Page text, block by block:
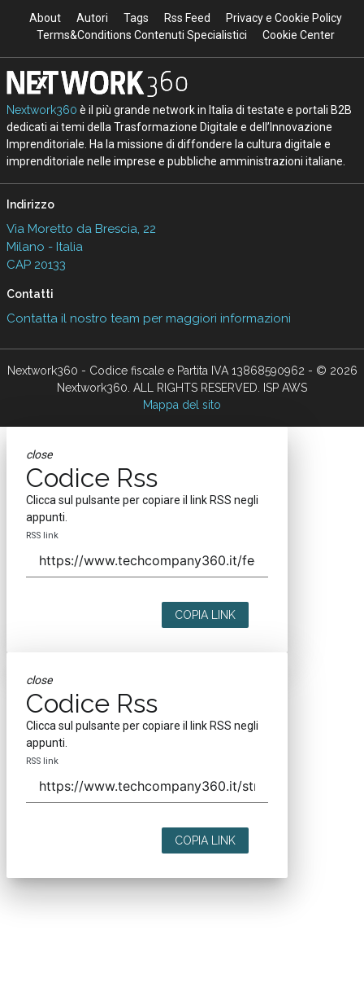
About Autori Tags Rss Feed
Privacy e Cookie Policy
Terms&Conditions Contenuti Specialistici
Cookie Center
Nextwork360 è il più grande network in Italia di testate e portali B2B
dedicati ai temi della Trasformazione Digitale e dell’Innovazione
Imprenditoriale. Ha la missione di diffondere la cultura digitale e
imprenditoriale nelle imprese e pubbliche amministrazioni italiane.
Indirizzo
Via Moretto da Brescia, 22
Milano - Italia
CAP 20133
Contatti
Contatta il nostro team per maggiori informazioni
Nextwork360 - Codice fiscale e Partita IVA 13868590962 - © 2026
Nextwork360. ALL RIGHTS RESERVED. ISP AWS
Mappa del sito
close
Codice Rss
Clicca sul pulsante per copiare il link RSS negli
appunti.
RSS link
COPIA LINK
close
Codice Rss
Clicca sul pulsante per copiare il link RSS negli
appunti.
RSS link
COPIA LINK